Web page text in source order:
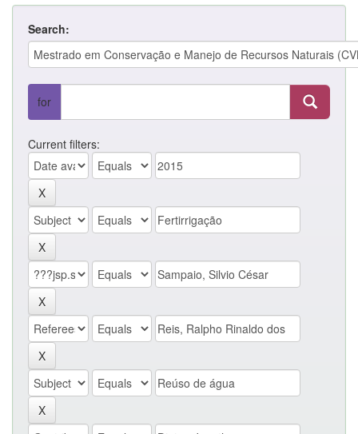
Search:
for
Current filters: